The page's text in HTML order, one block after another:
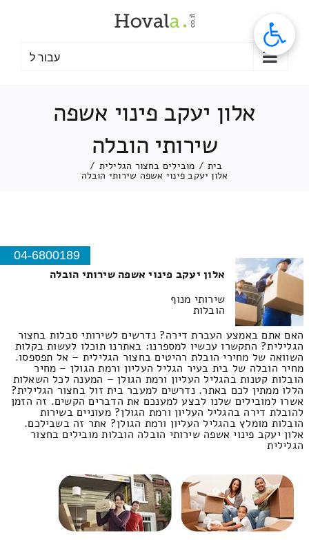
עבור ל
אלון יעקב פינוי אשפה
שירותי הובלה
בית / מובילים בחצור הגלילית /
אלון יעקב פינוי אשפה שירותי הובלה
04-6800189
אלון יעקב פינוי אשפה שירותי הובלה
שירותי מנוף
הובלות
האם אתם באמצע העברת דירה? נדרשים לשירותי סבלות בחצור
הגלילית? התקשרו עכשיו למספרנו: באתרנו תוכלו לעשות בקלות
השוואה של מחירי הובלת רהיטים בחצור הגלילית – אל תפספסו.
מחיר הובלה של בית בעיר הגליל העליון ורמת הגולן – מחיר
הובלות קטנות בהגליל העליון ורמת הגולן – המענה לכל השאלות
הללו ממתין לכם באתר. נדרשים למעבר בית זול בחצור הגלילית?
אשרו למובילים שלנו לבצע למענכם את הדברים הקשים. זה הזמן
להובלת דירה בהגליל העליון ורמת הגולן? מעוניים בשירות
הובלות מומלץ בהגליל העליון ורמת הגולן? אתר זה בשבילכם.
אלון יעקב פינוי אשפה שירותי הובלה הובלות מובילים בחצור
הגלילית